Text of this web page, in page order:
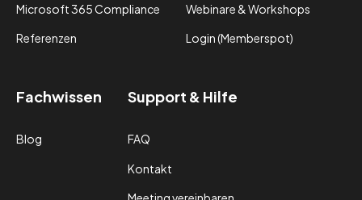
Microsoft 365 Compliance
Referenzen
Webinare & Workshops
Login (Memberspot)
Fachwissen
Blog
Support & Hilfe
FAQ
Kontakt